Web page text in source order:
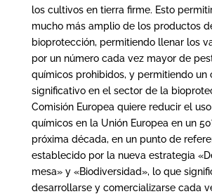
los cultivos en tierra firme. Esto
mucho más amplio de los productos
bioprotección, permitiendo llenar los
por un número cada vez mayor de
químicos prohibidos, y permitiendo un
significativo en el sector de la
Comisión Europea quiere reducir el
químicos en la Unión Europea en un
próxima década, en un punto de
establecido por la nueva estrategia
mesa» y «Biodiversidad», lo que
desarrollarse y comercializarse cada